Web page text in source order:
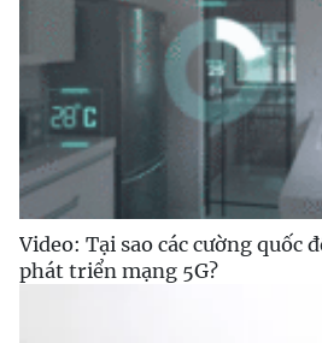
Video: Tại sao các cường quốc
phát triển mạng 5G?